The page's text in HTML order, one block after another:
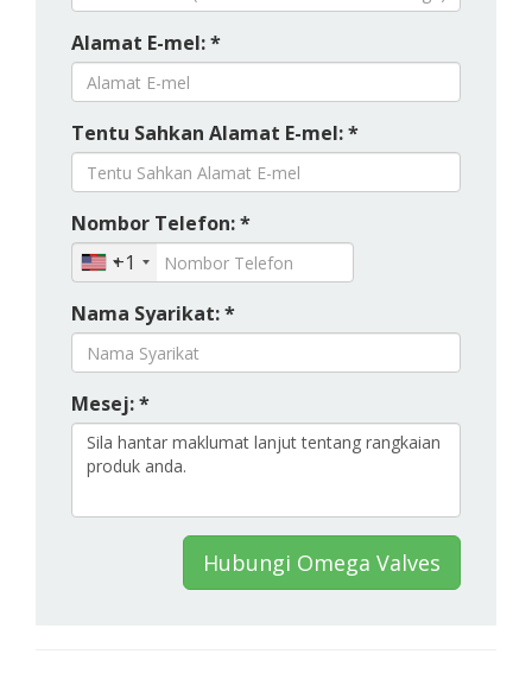
Alamat E-mel: *
Tentu Sahkan Alamat E-mel: *
Nombor Telefon: *
+1
Nama Syarikat: *
Mesej: *
Hubungi Omega Valves